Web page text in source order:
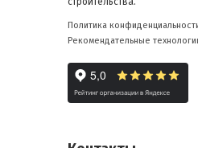
Политика
Рекомендательные